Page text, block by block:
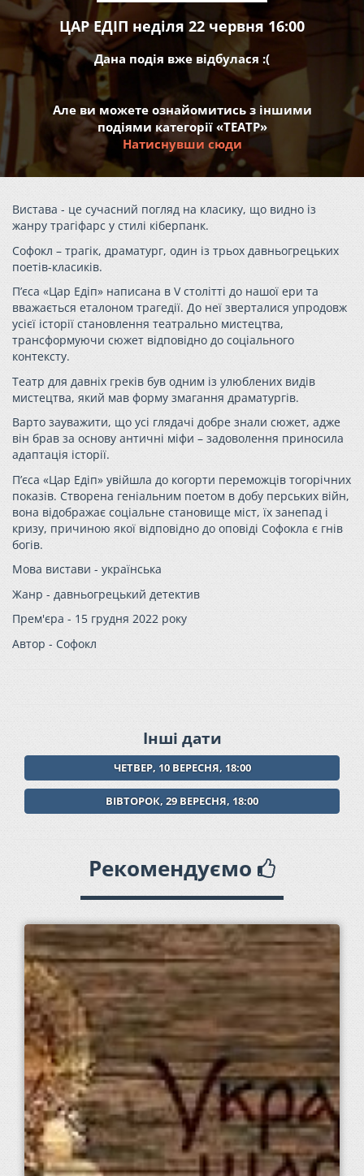
ЦАР ЕДІП неділя 22 червня 16:00
Дана подія вже відбулася :(
Але ви можете ознайомитись з іншими
подіями категорії «ТЕАТР»
Натиснувши сюди
Вистава - це сучасний погляд на класику, що видно із
жанру трагіфарс у стилі кіберпанк.
Софокл – трагік, драматург, один із трьох давньогрецьких
поетів-класиків.
П’єса «Цар Едіп» написана в V столітті до нашої ери та
вважається еталоном трагедії. До неї зверталися упродовж
усієї історії становлення театрально мистецтва,
трансформуючи сюжет відповідно до соціального
контексту.
Театр для давніх греків був одним із улюблених видів
мистецтва, який мав форму змагання драматургів.
Варто зауважити, що усі глядачі добре знали сюжет, адже
він брав за основу античні міфи – задоволення приносила
адаптація історії.
П’єса «Цар Едіп» увійшла до когорти переможців тогорічних
показів. Створена геніальним поетом в добу перських війн,
вона відображає соціальне становище міст, їх занепад і
кризу, причиною якої відповідно до оповіді Софокла є гнів
богів.
Мова вистави - українська
Жанр - давньогрецький детектив
Прем'єра - 15 грудня 2022 року
Автор - Софокл
Інші дати
ЧЕТВЕР, 10 ВЕРЕСНЯ, 18:00
ВІВТОРОК, 29 ВЕРЕСНЯ, 18:00
Рекомендуємо